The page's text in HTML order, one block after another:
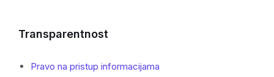
Transparentnost
Pravo na pristup informacijama